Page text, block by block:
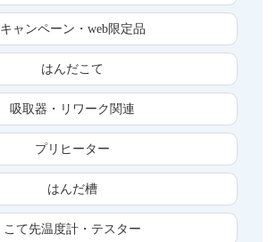
キャンペーン・web限定品
はんだこて
吸取器・リワーク関連
プリヒーター
はんだ槽
こて先温度計・テスター